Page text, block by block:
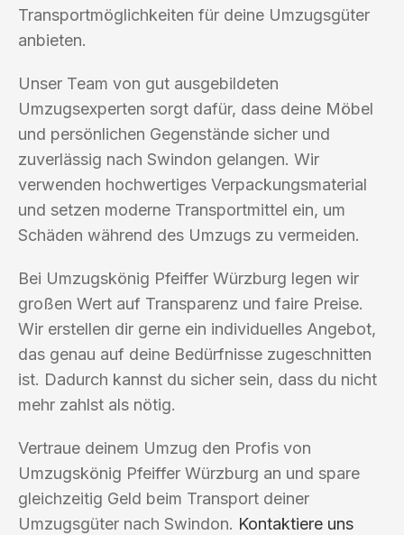
Transportmöglichkeiten für deine Umzugsgüter
anbieten.
Unser Team von gut ausgebildeten
Umzugsexperten sorgt dafür, dass deine Möbel
und persönlichen Gegenstände sicher und
zuverlässig nach Swindon gelangen. Wir
verwenden hochwertiges Verpackungsmaterial
und setzen moderne Transportmittel ein, um
Schäden während des Umzugs zu vermeiden.
Bei Umzugskönig Pfeiffer Würzburg legen wir
großen Wert auf Transparenz und faire Preise.
Wir erstellen dir gerne ein individuelles Angebot,
das genau auf deine Bedürfnisse zugeschnitten
ist. Dadurch kannst du sicher sein, dass du nicht
mehr zahlst als nötig.
Vertraue deinem Umzug den Profis von
Umzugskönig Pfeiffer Würzburg an und spare
gleichzeitig Geld beim Transport deiner
Umzugsgüter nach Swindon. Kontaktiere uns